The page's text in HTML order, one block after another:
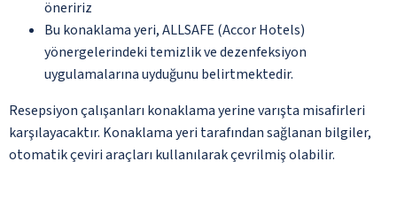
öneririz
Bu konaklama yeri, ALLSAFE (Accor Hotels)
yönergelerindeki temizlik ve dezenfeksiyon
uygulamalarına uyduğunu belirtmektedir.
Resepsiyon çalışanları konaklama yerine varışta misafirleri
karşılayacaktır. Konaklama yeri tarafından sağlanan bilgiler,
otomatik çeviri araçları kullanılarak çevrilmiş olabilir.